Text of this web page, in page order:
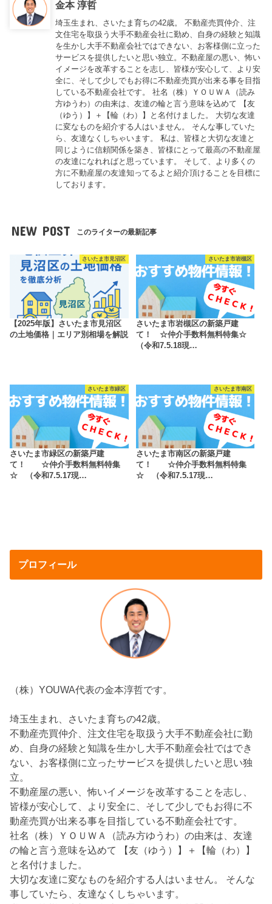
金本 淳哲
埼玉生まれ、さいたま育ちの42歳。 不動産売買仲介、注
文住宅を取扱う大手不動産会社に勤め、自身の経験と知識
を生かし大手不動産会社ではできない、お客様側に立った
サービスを提供したいと思い独立。不動産屋の悪い、怖い
イメージを改革することを志し、皆様が安心して、より安
全に、そして少しでもお得に不動産売買が出来る事を目指
している不動産会社です。 社名（株）ＹＯＵＷＡ（読み
方ゆうわ）の由来は、友達の輪と言う意味を込めて 【友
（ゆう）】＋【輪（わ）】と名付けました。 大切な友達
に変なものを紹介する人はいません。 そんな事していた
ら、友達なくしちゃいます。 私は、皆様と大切な友達と
同じように信頼関係を築き、皆様にとって最高の不動産屋
の友達になれればと思っています。 そして、より多くの
方に不動産屋の友達知ってるよと紹介頂けることを目標に
しております。
NEW POST このライターの最新記事
さいたま市見沼区
【2025年版】さいたま市見沼区
の土地価格｜エリア別相場を解説
さいたま市岩槻区
さいたま市岩槻区の新築戸建
て！ ☆仲介手数料無料特集☆
（令和7.5.18現…
さいたま市緑区
さいたま市緑区の新築戸建
て！ ☆仲介手数料無料特集
☆ （令和7.5.17現…
さいたま市南区
さいたま市南区の新築戸建
て！ ☆仲介手数料無料特集
☆ （令和7.5.17現…
プロフィール
（株）YOUWA代表の金本淳哲です。
埼玉生まれ、さいたま育ちの42歳。
不動産売買仲介、注文住宅を取扱う大手不動産会社に勤
め、自身の経験と知識を生かし大手不動産会社ではでき
ない、お客様側に立ったサービスを提供したいと思い独
立。
不動産屋の悪い、怖いイメージを改革することを志し、
皆様が安心して、より安全に、そして少しでもお得に不
動産売買が出来る事を目指している不動産会社です。
社名（株）ＹＯＵＷＡ（読み方ゆうわ）の由来は、友達
の輪と言う意味を込めて 【友（ゆう）】＋【輪（わ）】
と名付けました。
大切な友達に変なものを紹介する人はいません。 そんな
事していたら、友達なくしちゃいます。